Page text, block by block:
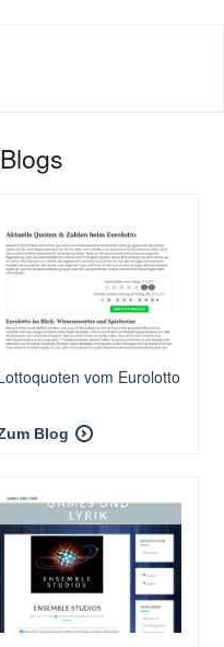
vom Eurolotto
Blog